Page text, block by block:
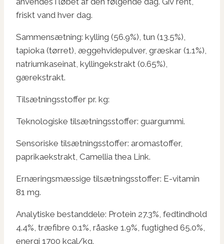
friskt vand hver dag.
Sammensætning: kylling (56.9%), tun (13.5%),
tapioka (tørret), æggehvidepulver, græskar (1.1%),
natriumkaseinat, kyllingekstrakt (0.65%),
gærekstrakt.
Tilsætningsstoffer pr. kg:
Teknologiske tilsætningsstoffer: guargummi.
Sensoriske tilsætningsstoffer: aromastoffer,
paprikaekstrakt, Camellia thea Link.
Ernæringsmæssige tilsætningsstoffer: E-vitamin
81 mg.
Analytiske bestanddele: Protein 27.3%, fedtindhold
4.4%, træfibre 0.1%, råaske 1.9%, fugtighed 65.0%,
energi 1700 kcal/kg.